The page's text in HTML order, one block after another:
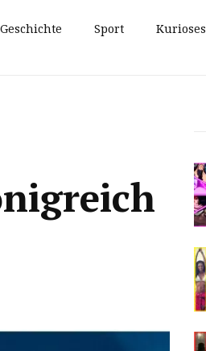
Geschichte Sport Kurioses